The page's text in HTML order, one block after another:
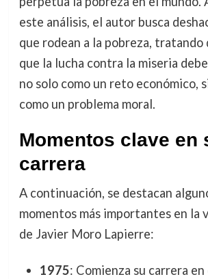
este análisis, el autor busca
que rodean a la pobreza, tratando
que la lucha contra la miseria
no solo como un reto económico,
como un problema moral.
Momentos clave en
carrera
A continuación, se destacan
momentos más importantes en la
de Javier Moro Lapierre:
1975: Comienza su carrera